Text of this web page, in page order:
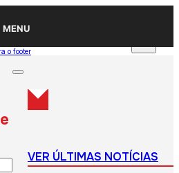
MENU
o footer
VER ÚLTIMAS NOTÍCIAS